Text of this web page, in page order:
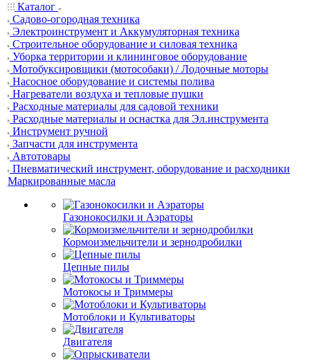
Каталог
Садово-огородная техника
Электроинструмент и Аккумуляторная техника
Строительное оборудование и силовая техника
Уборка территории и клининговое оборудование
Мотобуксировщики (мотособаки) / Лодочные моторы
Насосное оборудование и системы полива
Нагреватели воздуха и тепловые пушки
Расходные материалы для садовой техники
Расходные материалы и оснастка для Эл.инструмента
Инструмент ручной
Запчасти для инструмента
Автотовары
Пневматический инструмент, оборудование и расходники
Маркированные масла
Газонокосилки и Аэраторы
Кормоизмельчители и зернодробилки
Цепные пилы
Мотокосы и Триммеры
Мотоблоки и Культиваторы
Двигателя